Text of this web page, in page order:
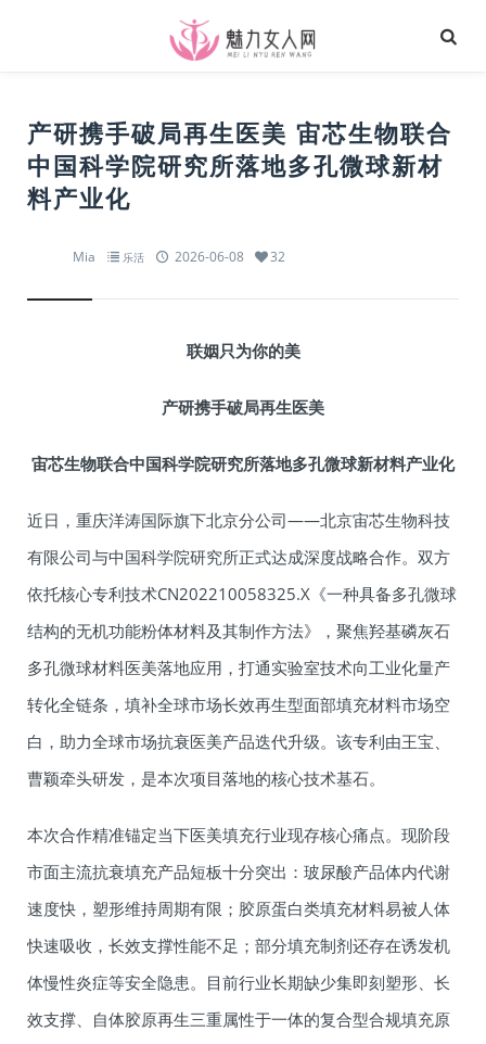
产研携手破局再生医美 宙芯生物联合
中国科学院研究所落地多孔微球新材
料产业化
Mia 乐活 2026-06-08 32
联姻只为你的美
产研携手破局再生医美
宙芯生物联合中国科学院研究所落地多孔微球新材料产业化
近日，重庆洋涛国际旗下北京分公司——北京宙芯生物科技
有限公司与中国科学院研究所正式达成深度战略合作。双方
依托核心专利技术CN202210058325.X《一种具备多孔微球
结构的无机功能粉体材料及其制作方法》，聚焦羟基磷灰石
多孔微球材料医美落地应用，打通实验室技术向工业化量产
转化全链条，填补全球市场长效再生型面部填充材料市场空
白，助力全球市场抗衰医美产品迭代升级。该专利由王宝、
曹颖牵头研发，是本次项目落地的核心技术基石。
本次合作精准锚定当下医美填充行业现存核心痛点。现阶段
市面主流抗衰填充产品短板十分突出：玻尿酸产品体内代谢
速度快，塑形维持周期有限；胶原蛋白类填充材料易被人体
快速吸收，长效支撑性能不足；部分填充制剂还存在诱发机
体慢性炎症等安全隐患。目前行业长期缺少集即刻塑形、长
效支撑、自体胶原再生三重属性于一体的复合型合规填充原